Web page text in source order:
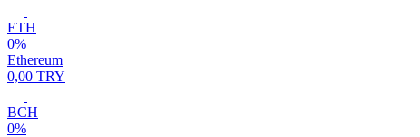
ETH
0%
Ethereum
0,00 TRY
BCH
0%